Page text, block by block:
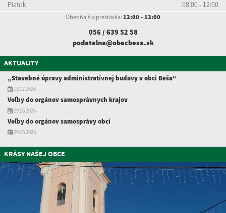
Piatok
08:00 - 12:00
Obedňajšia prestávka: 12:00 - 13:00
056 / 639 52 58
podatelna@obecbesa.sk
AKTUALITY
„Stavebné úpravy administratívnej budovy v obci Beša“
13.07.2026
Voľby do orgánov samosprávnych krajov
29.06.2026
Voľby do orgánov samosprávy obcí
29.06.2026
KRÁSY NAŠEJ OBCE